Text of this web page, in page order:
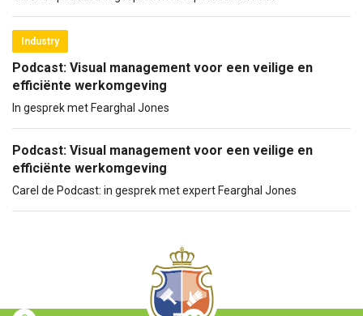
Industry
Podcast: Visual management voor een veilige en
efficiënte werkomgeving
In gesprek met Fearghal Jones
Podcast: Visual management voor een veilige en
efficiënte werkomgeving
Carel de Podcast: in gesprek met expert Fearghal Jones